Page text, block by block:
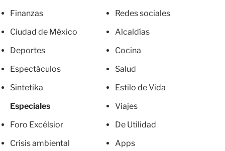
Finanzas
Ciudad de México
Deportes
Espectáculos
Sintetika
Especiales
Foro Excélsior
Crisis ambiental
Redes sociales
Alcaldías
Cocina
Salud
Estilo de Vida
Viajes
De Utilidad
Apps